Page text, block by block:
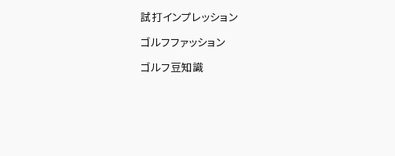
試打インプレッション
ゴルフファッション
ゴルフ豆知識